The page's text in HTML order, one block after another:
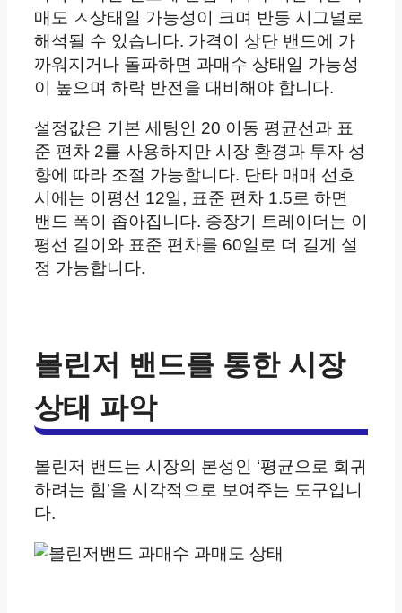
매도 ㅅ상태일 가능성이 크며 반등 시그널로
해석될 수 있습니다. 가격이 상단 밴드에 가
까워지거나 돌파하면 과매수 상태일 가능성
이 높으며 하락 반전을 대비해야 합니다.
설정값은 기본 세팅인 20 이동 평균선과 표
준 편차 2를 사용하지만 시장 환경과 투자 성
향에 따라 조절 가능합니다. 단타 매매 선호
시에는 이평선 12일, 표준 편차 1.5로 하면
밴드 폭이 좁아집니다. 중장기 트레이더는 이
평선 길이와 표준 편차를 60일로 더 길게 설
정 가능합니다.
볼린저 밴드를 통한 시장
상태 파악
볼린저 밴드는 시장의 본성인 ‘평균으로 회귀
하려는 힘’을 시각적으로 보여주는 도구입니
다.